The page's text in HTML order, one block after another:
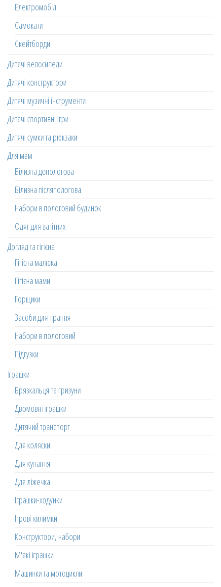
Електромобілі
Самокати
Скейтборди
Дитячі велосипеди
Дитячі конструктори
Дитячі музичні інструменти
Дитячі спортивні ігри
Дитячі сумки та рюкзаки
Для мам
Білизна допологова
Білизна післяпологова
Набори в пологовий будинок
Одяг для вагітних
Догляд та гігієна
Гігієна малюка
Гігієна мами
Горщики
Засоби для прання
Набори в пологовий
Підгузки
Іграшки
Брязкальця та гризуни
Двомовні іграшки
Дитячий транспорт
Для коляски
Для купання
Для ліжечка
Іграшки-ходунки
Ігрові килимки
Конструктори, набори
М'які іграшки
Машинки та мотоцикли